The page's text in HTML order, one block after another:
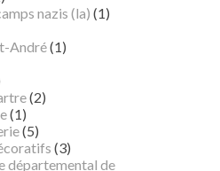
nazis (la) (1)
André(1)
(2)
(1)
(5)
(3)
départemental de